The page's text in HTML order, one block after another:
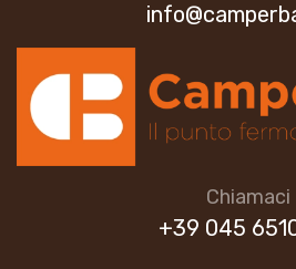
Chiamaci
+39 045